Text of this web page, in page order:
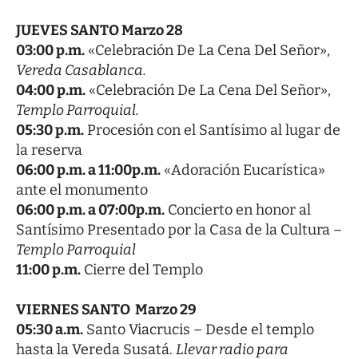
JUEVES SANTO Marzo 28
03:00 p.m. «Celebración De La Cena Del Señor»,
Vereda Casablanca.
04:00 p.m. «Celebración De La Cena Del Señor»,
Templo Parroquial.
05:30 p.m. Procesión con el Santísimo al lugar de
la reserva
06:00 p.m. a 11:00p.m. «Adoración Eucarística»
ante el monumento
06:00 p.m. a 07:00p.m. Concierto en honor al
Santísimo Presentado por la Casa de la Cultura –
Templo Parroquial
11:00 p.m. Cierre del Templo
VIERNES SANTO Marzo 29
05:30 a.m. Santo Viacrucis – Desde el templo
hasta la Vereda Susatá. Llevar radio para